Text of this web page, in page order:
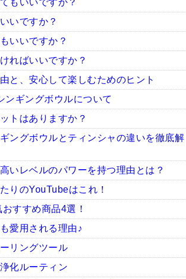
もいいですか？
いですか？
いいですか？
ればいいですか？
と、安心して楽しむためのヒント
ンギングボウルについて
トはありますか？
ングボウルとティンシャの違いを徹底解
いレベルのパワーを持つ理由とは？
りのYouTubeはこれ！
すすめ商品4選！
愛用される理由♪
リングツール
化ルーティン